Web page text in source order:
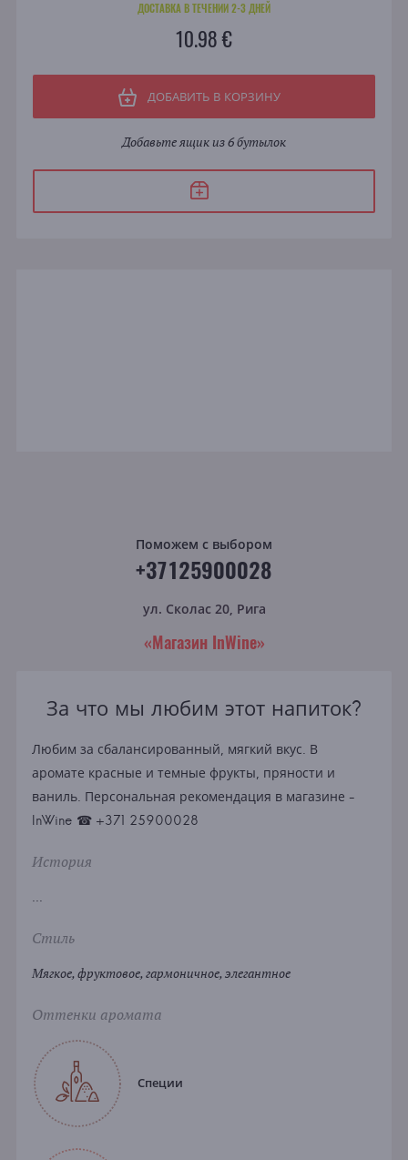
ДОСТАВКА В ТЕЧЕНИИ 2-3 ДНЕЙ
10.98 €
ДОБАВИТЬ В КОРЗИНУ
Добавьте ящик из 6 бутылок
Поможем с выбором
+37125900028
ул. Сколас 20, Рига
«Магазин InWine»
За что мы любим этот напиток?
Любим за сбалансированный, мягкий вкус. В
аромате красные и темные фрукты, пряности и
ваниль. Персональная рекомендация в магазине -
InWine ☎ +371 25900028
История
...
Стиль
Мягкое, фруктовое, гармоничное, элегантное
Оттенки аромата
Специи